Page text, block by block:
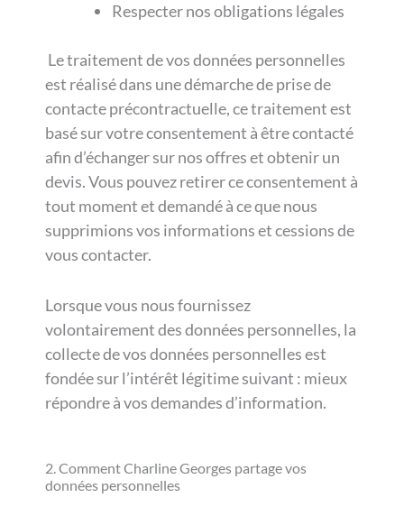
Respecter nos obligations légales
Le traitement de vos données personnelles
est réalisé dans une démarche de prise de
contacte précontractuelle, ce traitement est
basé sur votre consentement à être contacté
afin d’échanger sur nos offres et obtenir un
devis. Vous pouvez retirer ce consentement à
tout moment et demandé à ce que nous
supprimions vos informations et cessions de
vous contacter.
Lorsque vous nous fournissez
volontairement des données personnelles, la
collecte de vos données personnelles est
fondée sur l’intérêt légitime suivant : mieux
répondre à vos demandes d’information.
2. Comment Charline Georges partage vos
données personnelles